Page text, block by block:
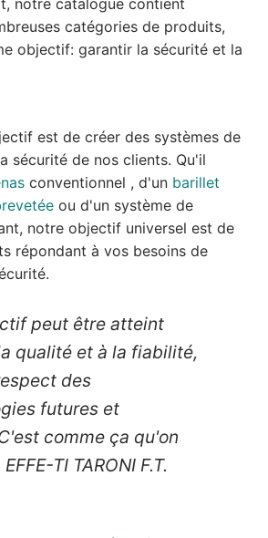
notre catalogue contient
catégories de produits,
objectif: garantir la sécurité et la
est de créer des systèmes de
sécurité de nos clients. Qu'il
conventionnel , d'un barillet
ou d'un système de
notre objectif universel est de
répondant à vos besoins de
peut être atteint
qualité et à la fiabilité,
des
futures et
comme ça qu'on
EFFE-TI TARONI F.T.